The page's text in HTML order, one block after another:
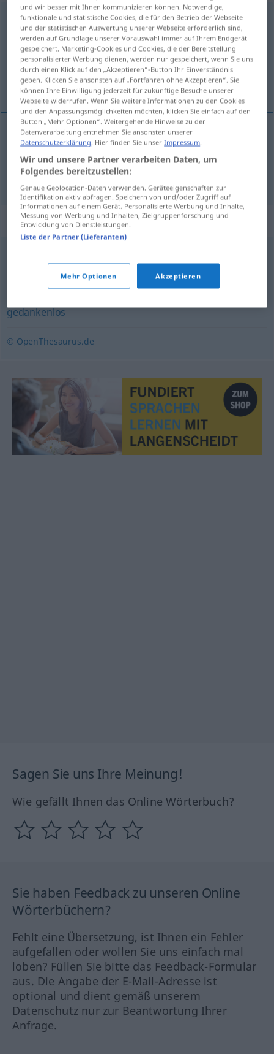
unachtsam
Übersicht aller Übersetzungen
(Für mehr Details die Übersetzung anklicken/antippen)
distraído, descuidado
distraído unachtsam
descuidado unachtsam
Synonyme für "unachtsam"
unaufmerksam,unkonzentriert
gedankenlos
© OpenThesaurus.de
Sagen Sie uns Ihre Meinung!
Wie gefällt Ihnen das Online Wörterbuch?
Sie haben Feedback zu unseren Online
Wörterbüchern?
Fehlt eine Übersetzung, ist Ihnen ein Fehler
aufgefallen oder wollen Sie uns einfach mal
loben? Füllen Sie bitte das Feedback-Formular
aus. Die Angabe der E-Mail-Adresse ist
optional und dient gemäß unserem
Datenschutz nur zur Beantwortung Ihrer
Anfrage.
und wir besser mit Ihnen kommunizieren können. Notwendige,
funktionale und statistische Cookies, die für den Betrieb der Webseite
und der statistischen Auswertung unserer Webseite erforderlich sind,
werden auf Grundlage unserer Vorauswahl immer auf Ihrem Endgerät
gespeichert. Marketing-Cookies und Cookies, die der Bereitstellung
personalisierter Werbung dienen, werden nur gespeichert, wenn Sie uns
durch einen Klick auf den „Akzeptieren“-Button Ihr Einverständnis
geben. Klicken Sie ansonsten auf „Fortfahren ohne Akzeptieren“. Sie
können Ihre Einwilligung jederzeit für zukünftige Besuche unserer
Webseite widerrufen. Wenn Sie weitere Informationen zu den Cookies
und den Anpassungsmöglichkeiten möchten, klicken Sie einfach auf den
Button „Mehr Optionen“. Weitergehende Hinweise zu der
Datenverarbeitung entnehmen Sie ansonsten unserer
Datenschutzerklärung . Hier finden Sie unserImpressum
Wir und unsere Partner verarbeiten Daten, um
Folgendes bereitzustellen:
Genaue Geolocation-Daten verwenden. Geräteeigenschaften zur
Identifikation aktiv abfragen. Speichern von und/oder Zugriff auf
Informationen auf einem Gerät. Personalisierte Werbung und Inhalte,
Messung von Werbung und Inhalten, Zielgruppenforschung und
Entwicklung von Dienstleistungen.
Liste der Partner (Lieferanten)
Mehr Optionen Akzeptieren